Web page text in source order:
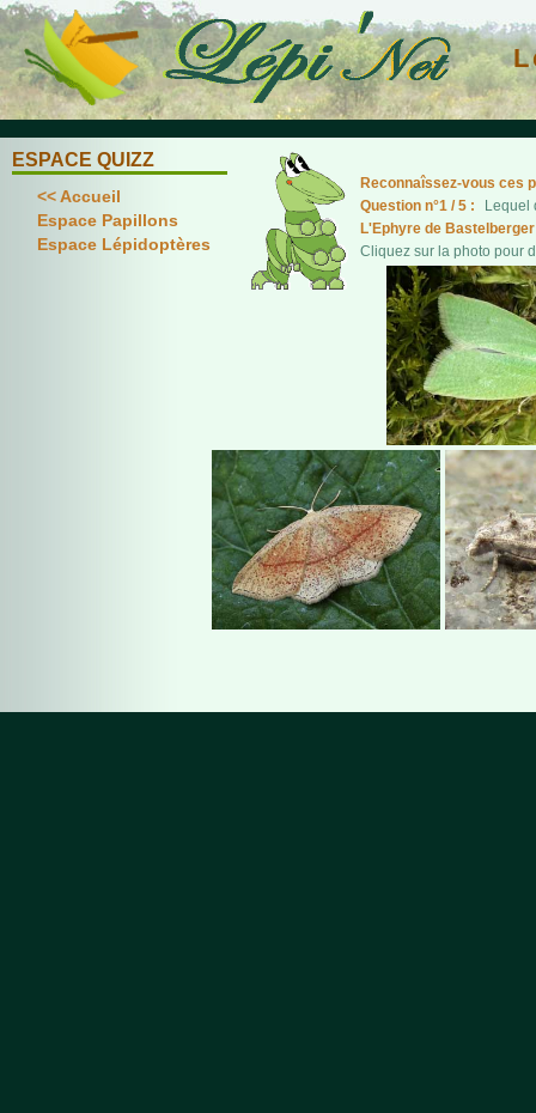
ESPACE QUIZZ
<< Accueil
Espace Papillons
Espace Lépidoptères
Reconnaîssez-vous ces
Question n°1 / 5 :
Lequel
L'Ephyre de
Cliquez sur la photo pour